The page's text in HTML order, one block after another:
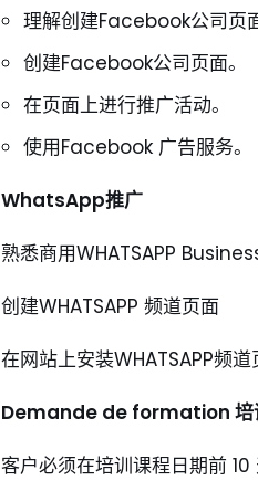
理解创建Facebook公司页
创建Facebook公司页面。
在页面上进行推广活动。
使用Facebook 广告服务。
WhatsApp推广
熟悉商用WHATSAPP
创建WHATSAPP 频道页面
在网站上安装WHATSAPP频道
Demande de formation
客户必须在培训课程日期前